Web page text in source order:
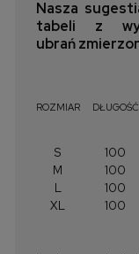
Nasza
tabeli z
ubrań
ROZMIAR DŁUGOŚĆ
S 100
M
100
L
100
XL
100